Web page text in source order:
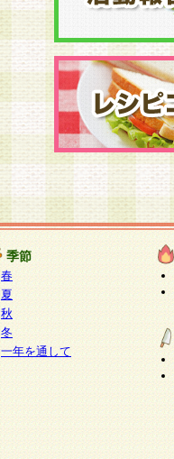
季節
春
夏
秋
冬
一年を通して